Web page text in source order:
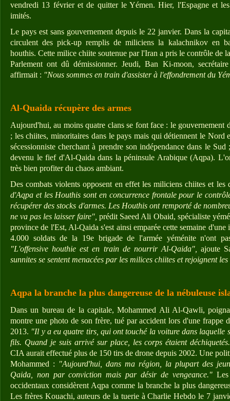
vendredi 13 février et de quitter le Yémen. Hier, l'Espagne et
imités.
Le pays est sans gouvernement depuis le 22 janvier. Dans la
circulent des pick-up remplis de miliciens la kalachnikov en
houthis. Cette milice chiite soutenue par l'Iran a pris le contrôle de
Parlement ont dû démissionner. Jeudi, Ban Ki-moon,
affirmait : "Nous sommes en train d'assister à l'effondrement du
Al-Quaida récupère des armes
Aujourd'hui, au moins quatre clans se font face : le gouvernement
; les chiites, minoritaires dans le pays mais qui détiennent le Nord
sécessionniste cherchant à prendre son indépendance dans le
devenu le fief d'Al-Qaida dans la péninsule Arabique (Aqpa).
très bien profiter du chaos ambiant.
Des combats violents opposent en effet les miliciens chiites et les
d'Aqpa et les Houthis sont en concurrence frontale pour le
récupérer des stocks d'armes. Les Houthis ont remporté de
ne va pas les laisser faire", prédit Saeed Ali Obaid, spécialiste
province de l'Est, Al-Qaida s'est ainsi emparée cette semaine
4.000 soldats de la 19e brigade de l'armée yéménite n'ont
"L'offensive houthie est en train de nourrir Al-Qaida",
ajoute
sunnites se sentent menacées par les milices chiites et rejoignent
Aqpa la branche la plus dangereuse de la nébuleuse
Dans un bureau de la capitale, Mohammed Ali Al-Qawli,
montre une photo de son frère, tué par accident lors d'une frappe
2013. "Il y a eu quatre tirs, qui ont touché la voiture dans laquelle
fils. Quand je suis arrivé sur place, les corps étaient
CIA aurait effectué plus de 150 tirs de drone depuis 2002. Une
Mohammed : "Aujourd'hui, dans ma région, la plupart des
Qaida, non par conviction mais par désir de vengeance."Les
occidentaux considèrent Aqpa comme la branche la plus
Les frères Kouachi, auteurs de la tuerie à Charlie Hebdo le 7